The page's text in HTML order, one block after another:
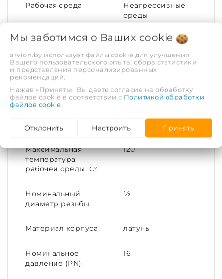
Рабочая среда
Неагрессивные
среды
Покрытие Никелирование
Тип соединения Переходное
Материал Латунь
размер
Максимальная
температура
рабочей среды, С°
120
Номинальный
диаметр резьбы
½
Материал корпуса латунь
Номинальное
давление (PN)
16
Мы заботимся о Ваших cookie
arvion.by использует файлы cookie для улучшения
Вашего пользовательского опыта, сбора статистики
и представления персонализированных
рекомендаций.
Нажав «Принять», Вы даете согласие на обработку
файлов cookie в соответствии с Политикой обработки
файлов cookie.
Отклонить Настроить Принять